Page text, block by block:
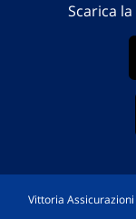
Scarica
Vittoria